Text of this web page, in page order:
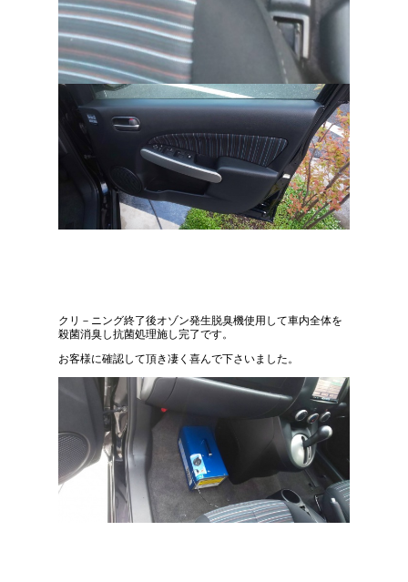
クリ－ニング終了後オゾン発生脱臭機使用して車内全体を
殺菌消臭し抗菌処理施し完了です。
お客様に確認して頂き凄く喜んで下さいました。